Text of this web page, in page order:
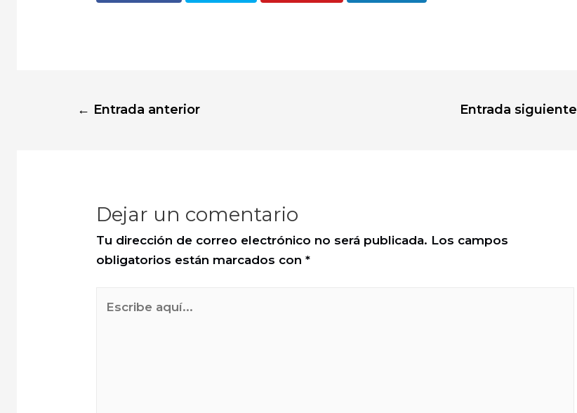
Navegación
← Entrada anterior Entrada siguiente
Dejar un comentario
Tu dirección de correo electrónico no será publicada. Los campos
obligatorios están marcados con*